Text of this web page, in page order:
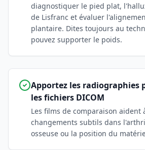
diagnostiquer le pied plat,
de Lisfranc et évaluer
plantaire. Dites toujours au
pouvez supporter le poids.
Apportez les radiographies
les fichiers DICOM
Les films de comparaison aident
changements subtils dans
osseuse ou la position du